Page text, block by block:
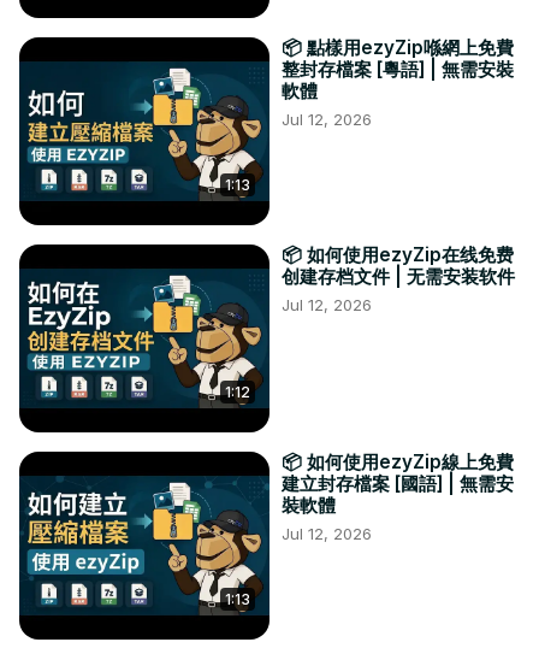
1:13
📦 點樣用ezyZip喺網上免費
整封存檔案 [粵語] | 無需安裝
軟體
Jul 12, 2026
1:12
📦 如何使用ezyZip在线免费
创建存档文件 | 无需安装软件
Jul 12, 2026
1:13
📦 如何使用ezyZip線上免費
建立封存檔案 [國語] | 無需安
裝軟體
Jul 12, 2026